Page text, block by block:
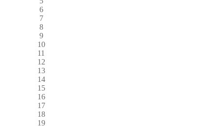
6
7
8
9
10
11
12
13
14
15
16
17
18
19